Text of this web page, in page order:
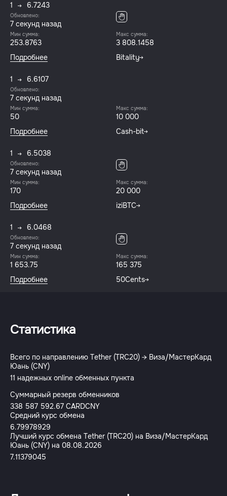
1 6.7243
Обновлено:
8 секунд назад
Мин сумма:
253.8763
Макс сумма:
3 808.1458
Подробнее
Bitality
1 6.6107
Обновлено:
8 секунд назад
Мин сумма:
50
Макс сумма:
10 000
Подробнее
Cash-bit
1 6.5038
Обновлено:
8 секунд назад
Мин сумма:
170
Макс сумма:
20 000
Подробнее
iziBTC
1 6.0468
Обновлено:
8 секунд назад
Мин сумма:
1 653.75
Макс сумма:
165 375
Подробнее
50Cents
Статистика
Всего по направлению Tether (TRC20) → Виза/МастерКард
Юань (CNY)
11 надежных online обменных пункта
Суммарный резерв обменников
338 587 592.67 CARDCNY
Средний курс обмена
6.79978929
Лучший курс обмена Tether (TRC20) на Виза/МастерКард
Юань (CNY) на 08.08.2026
7.11379045